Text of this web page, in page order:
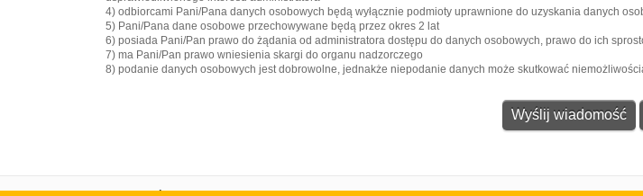
4) odbiorcami Pani/Pana danych osobowych będą wyłącznie podmioty uprawnione do uzyskania danych
5) Pani/Pana dane osobowe przechowywane będą przez okres 2 lat
6) posiada Pani/Pan prawo do żądania od administratora dostępu do danych osobowych, prawo do ich
7) ma Pani/Pan prawo wniesienia skargi do organu nadzorczego
8) podanie danych osobowych jest dobrowolne, jednakże niepodanie danych może skutkować